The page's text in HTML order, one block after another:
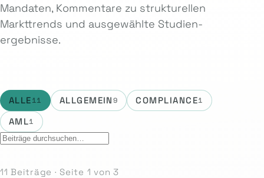
Mandaten, Kommentare zu strukturellen
Markttrends und ausgewählte Studien­
ergebnisse.
ALLE11 ALLGEMEIN9 COMPLIANCE1
AML1
11 Beiträge · Seite 1 von 3